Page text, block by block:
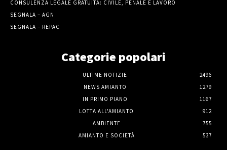
CONSULENZA LEGALE GRATUITA: CIVILE, PENALE E LAVORO
SEGNALA – AGN
SEGNALA – REPAC
Categorie popolari
ULTIME NOTIZIE
2496
NEWS AMIANTO
1279
IN PRIMO PIANO
1167
LOTTA ALL'AMIANTO
912
AMBIENTE
755
AMIANTO E SOCIETÀ
537